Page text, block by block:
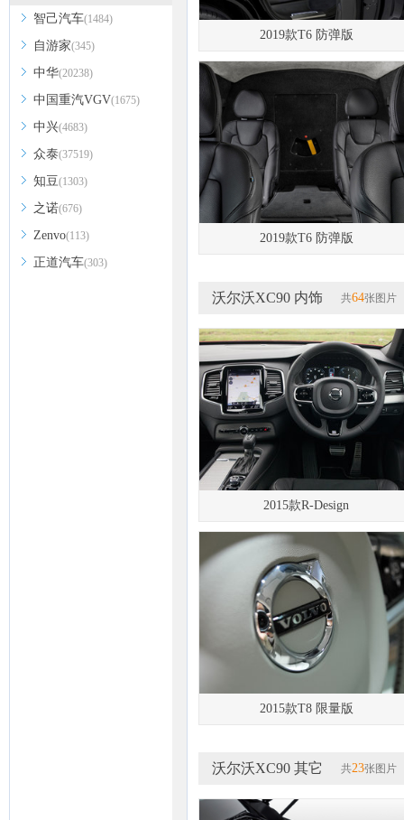
智己汽车(1484)
自游家(345)
中华(20238)
中国重汽VGV(1675)
中兴(4683)
众泰(37519)
知豆(1303)
之诺(676)
Zenvo(113)
正道汽车(303)
2019款T6 防弹版
2019款T6 防弹版
沃尔沃XC90 内饰 共64张图片
2015款R-Design
2015款T8 限量版
沃尔沃XC90 其它 共23张图片